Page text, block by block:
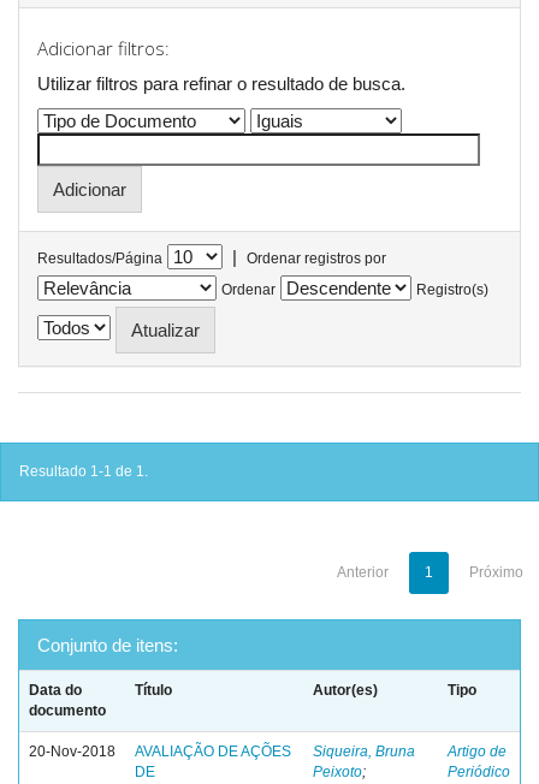
Adicionar filtros:
Utilizar filtros para refinar o resultado de busca.
Resultados/Página |
Ordenar registros por
Ordenar
Registro(s)
Resultado 1-1 de 1.
Anterior 1 Próximo
Conjunto de itens:
Data do
documento
Título Autor(es) Tipo
20-Nov-2018
AVALIAÇÃO DE AÇÕES
DE
Siqueira, Bruna
Peixoto;
Artigo de
Periódico